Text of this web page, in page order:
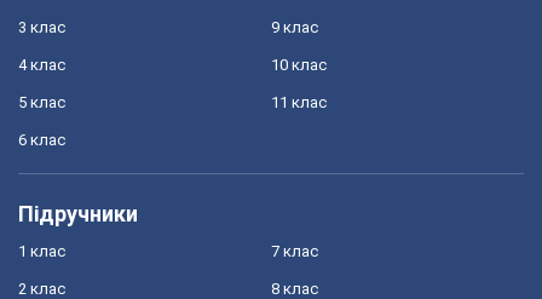
3 клас
4 клас
5 клас
6 клас
9 клас
10 клас
11 клас
Підручники
1 клас
2 клас
7 клас
8 клас